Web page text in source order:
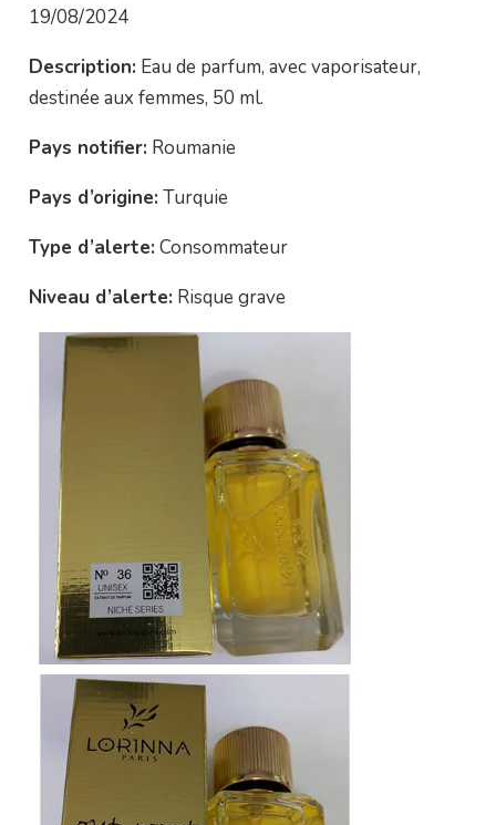
19/08/2024
Description: Eau de parfum, avec vaporisateur,
destinée aux femmes, 50 ml.
Pays notifier: Roumanie
Pays d’origine: Turquie
Type d’alerte: Consommateur
Niveau d’alerte: Risque grave